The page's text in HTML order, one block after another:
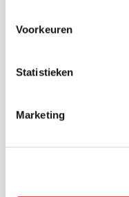
Voorkeuren
Statistieken
Marketing
aan een